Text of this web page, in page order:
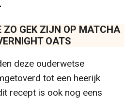
ZO GEK ZIJN OP MATCHA
OATS
deze ouderwetse
tot een heerijk
recept is ook nog eens